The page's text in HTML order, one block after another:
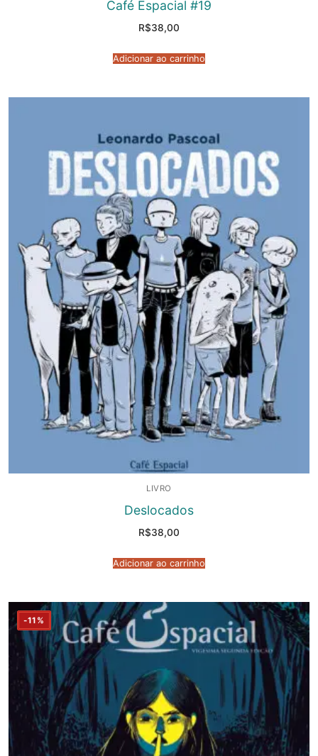
Café Espacial #19
R$38,00
Adicionar ao carrinho
LIVRO
Deslocados
R$38,00
Adicionar ao carrinho
-11%